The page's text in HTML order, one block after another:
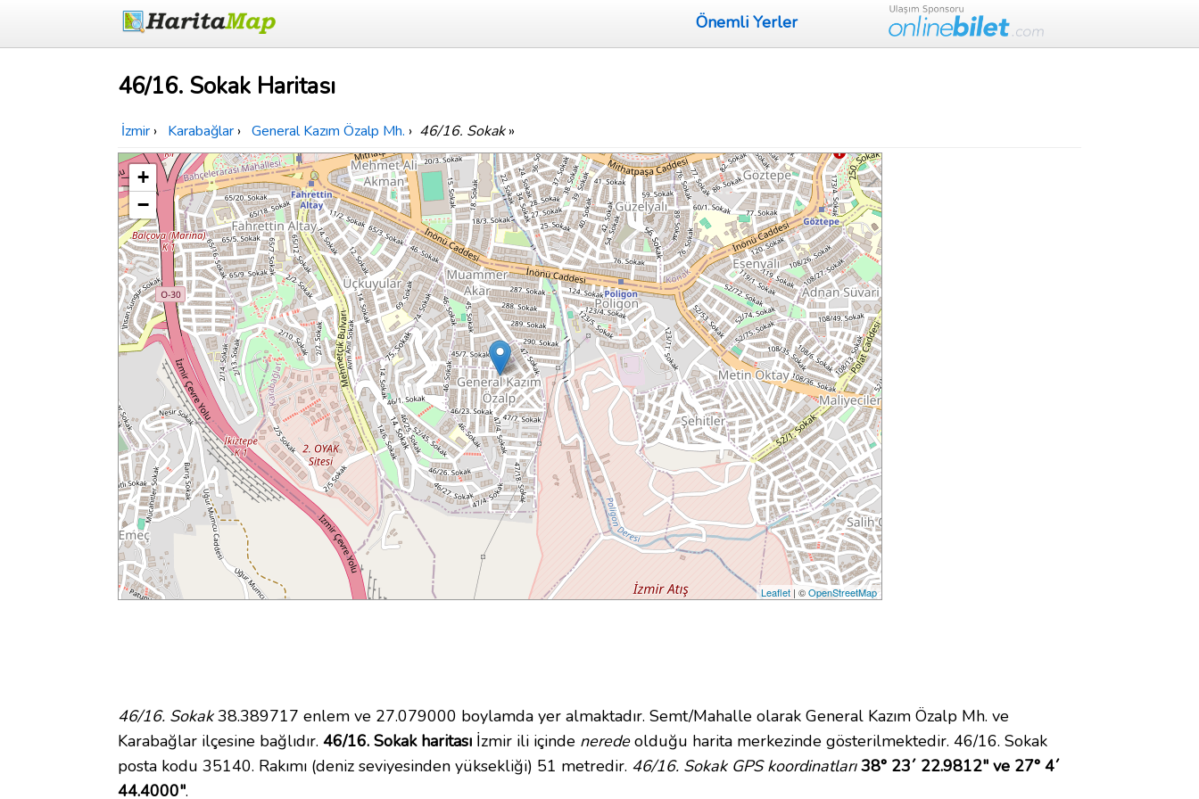
Önemli Yerler
46/16. Sokak Haritası
İzmir › Karabağlar › General Kazım Özalp Mh. › 46/16. Sokak»
+
−
Leaflet | ©OpenStreetMap
46/16. Sokak38.389717 enlem ve 27.079000 boylamda yer almaktadır. Semt/Mahalle olarak General Kazım Özalp Mh. ve
Karabağlar ilçesine bağlıdır. 46/16. Sokak haritası İzmir ili içinde neredeolduğu harita merkezinde gösterilmektedir. 46/16. Sokak
posta kodu 35140. Rakımı (deniz seviyesinden yüksekliği) 51 metredir. 46/16. Sokak GPS koordinatları 38° 23´ 22.9812" ve 27° 4´
44.4000".